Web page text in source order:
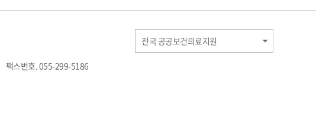
전국 공공보건의료지원
팩스번호. 055-299-5186